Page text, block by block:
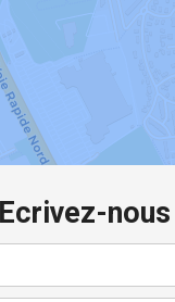
Ecrivez-nous